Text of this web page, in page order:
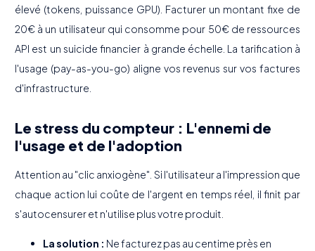
élevé (tokens, puissance GPU). Facturer un montant fixe de
20€ à un utilisateur qui consomme pour 50€ de ressources
API est un suicide financier à grande échelle. La tarification à
l'usage (pay-as-you-go) aligne vos revenus sur vos factures
d'infrastructure.
Le stress du compteur : L'ennemi de
l'usage et de l'adoption
Attention au "clic anxiogène". Si l'utilisateur a l'impression que
chaque action lui coûte de l'argent en temps réel, il finit par
s'autocensurer et n'utilise plus votre produit.
La solution : Ne facturez pas au centime près en